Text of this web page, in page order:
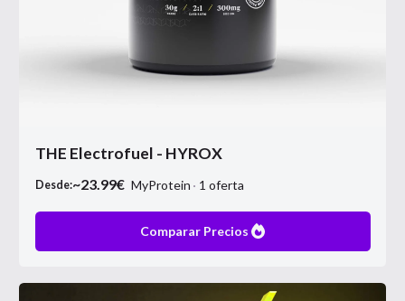
THE Electrofuel - HYROX
Desde:~23.99€ MyProtein 1 oferta
Comparar Precios